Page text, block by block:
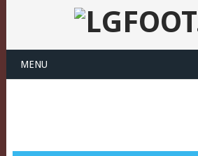
MENU